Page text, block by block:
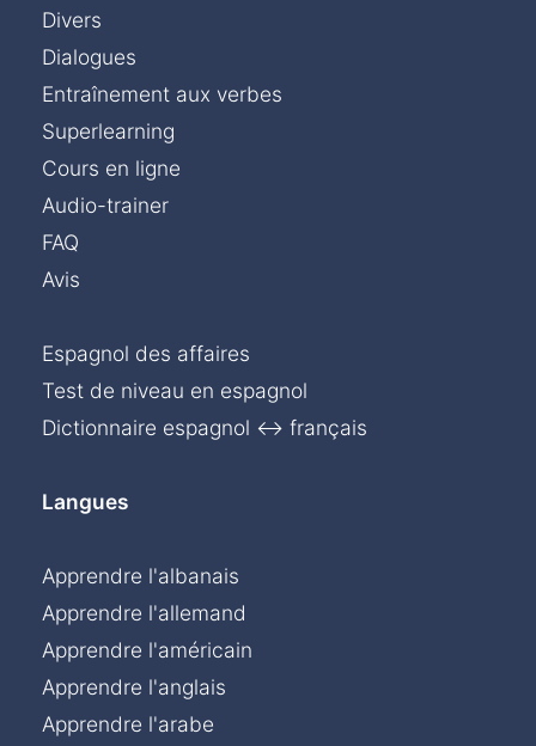
Divers
Dialogues
Entraînement aux verbes
Superlearning
Cours en ligne
Audio-trainer
FAQ
Avis
Espagnol des affaires
Test de niveau en espagnol
Dictionnaire espagnol ↔ français
Langues
Apprendre l'albanais
Apprendre l'allemand
Apprendre l'américain
Apprendre l'anglais
Apprendre l'arabe